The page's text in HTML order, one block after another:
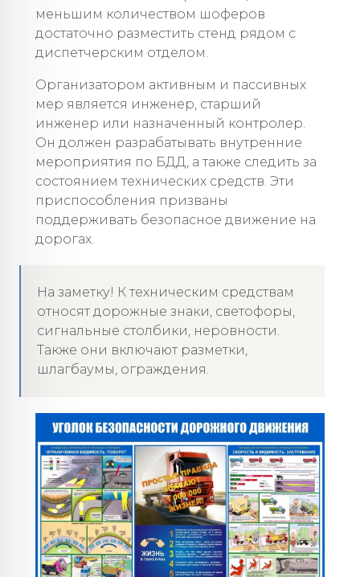
меньшим количеством шоферов
достаточно разместить стенд рядом с
диспетчерским отделом.
Организатором активным и пассивных
мер является инженер, старший
инженер или назначенный контролер.
Он должен разрабатывать внутренние
мероприятия по БДД, а также следить за
состоянием технических средств. Эти
приспособления призваны
поддерживать безопасное движение на
дорогах.
На заметку! К техническим средствам
относят дорожные знаки, светофоры,
сигнальные столбики, неровности.
Также они включают разметки,
шлагбаумы, ограждения.